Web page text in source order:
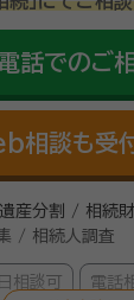
話でのご
相談も受
産分割 / 相続
/ 相続人調査
相談可 電話